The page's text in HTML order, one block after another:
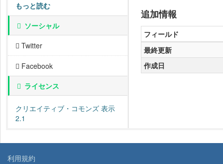
もっと読む
ソーシャル
Twitter
Facebook
ライセンス
クリエイティブ・コモンズ 表示
2.1
追加情報
フィールド
最終更新
作成日
利用規約